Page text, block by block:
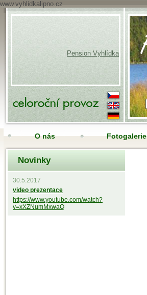
www.vyhlidkalipno.cz
Pension Vyhlídka
O nás Fotogalerie
Nabídka služeb
Novinky
30.5.2017
video prezentace
https://www.youtube.com/watch?
v=xXZNumMxwaQ